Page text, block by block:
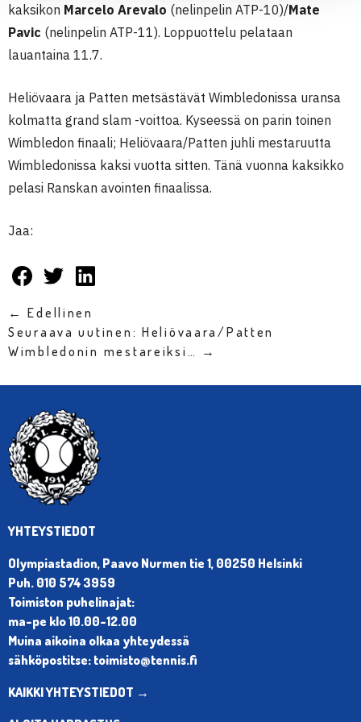
kaksikon Marcelo Arevalo (nelinpelin ATP-10)/Mate
Pavic (nelinpelin ATP-11). Loppuottelu pelataan
lauantaina 11.7.
Heliövaara ja Patten metsästävät Wimbledonissa uransa
kolmatta grand slam -voittoa. Kyseessä on parin toinen
Wimbledon finaali; Heliövaara/Patten juhli mestaruutta
Wimbledonissa kaksi vuotta sitten. Tänä vuonna kaksikko
pelasi Ranskan avointen finaalissa.
Jaa:
← Edellinen
Seuraava uutinen: Heliövaara/Patten
Wimbledonin mestareiksi… →
YHTEYSTIEDOT
Olympiastadion, Paavo Nurmen tie 1, 00250 Helsinki
Puh. 010 574 3959
Toimiston puhelinajat:
ma-pe klo 10.00-12.00
Muina aikoina olkaa yhteydessä
sähköpostitse: toimisto@tennis.fi
KAIKKI YHTEYSTIEDOT →